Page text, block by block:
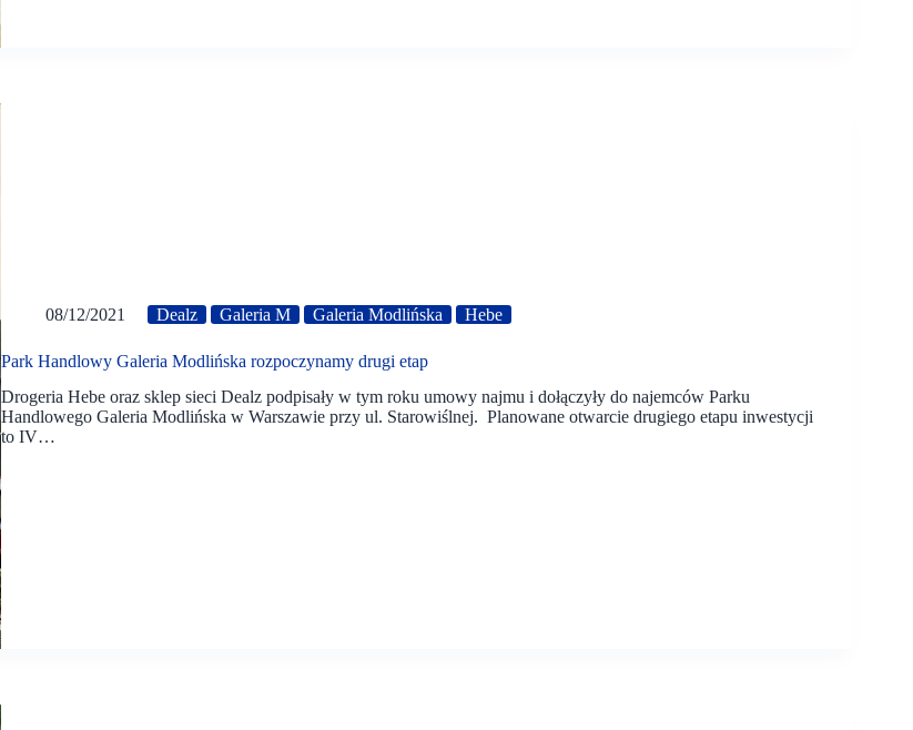
08/12/2021 Dealz Galeria M Galeria Modlińska Hebe
Park Handlowy Galeria Modlińska rozpoczynamy drugi etap
Drogeria Hebe oraz sklep sieci Dealz podpisały w tym roku umowy najmu i dołączyły do najemców Parku
Handlowego Galeria Modlińska w Warszawie przy ul. Starowiślnej. Planowane otwarcie drugiego etapu inwestycji
to IV…